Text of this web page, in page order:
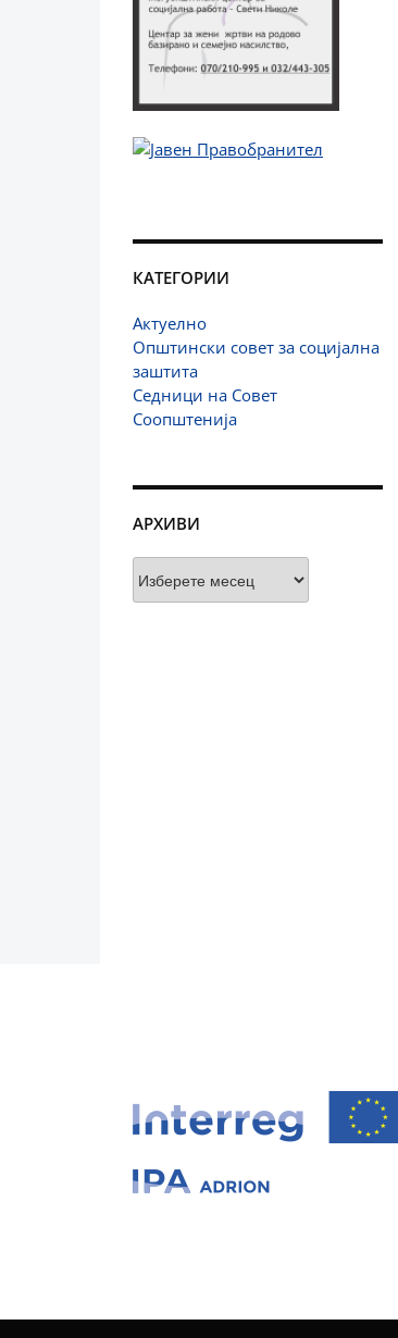
КАТЕГОРИИ
Актуелно
Општински совет за социјална
заштита
Седници на Совет
Соопштенија
АРХИВИ